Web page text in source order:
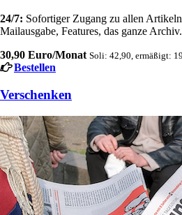
24/7: Sofortiger Zugang zu allen
Mailausgabe, Features, das ganze Archiv.
30,90 Euro/Monat Soli: 42,90, ermäßigt:
Bestellen
Verschenken